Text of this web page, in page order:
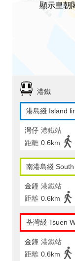
顯示皇朝
港鐵
港島綫 Island
灣仔 港鐵站
距離 0.6km
南港島綫
金鐘 港鐵站
距離 0.6km
荃灣綫 Tsuen
金鐘 港鐵站
距離 0.6km